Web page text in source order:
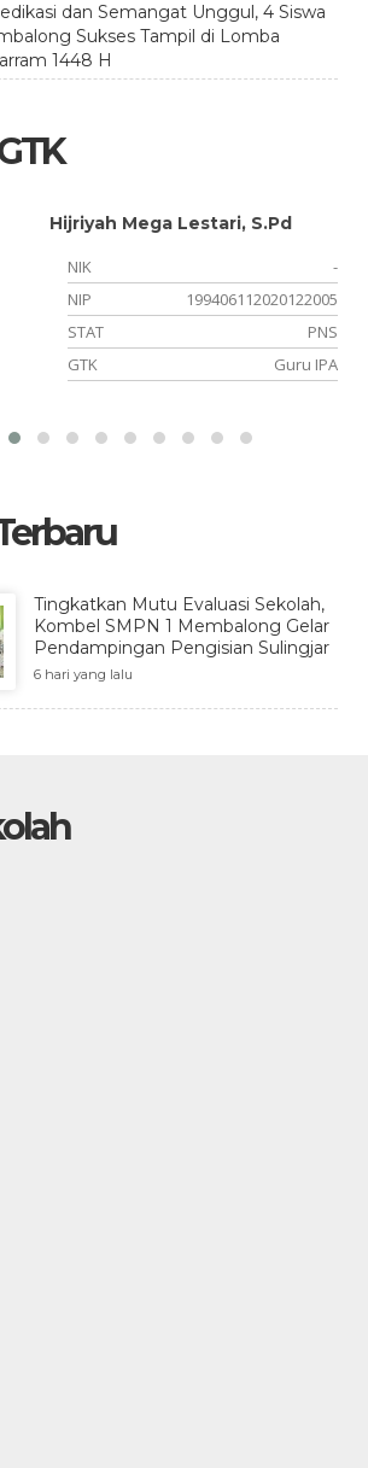
dan Semangat Unggul, 4 Siswa
Sukses Tampil di Lomba
1448 H
Hijriyah Mega Lestari, S.Pd
NIK
-
NIP
199406112020122005
STAT
PNS
GTK
Guru IPA
Tingkatkan Mutu Evaluasi Sekolah,
Kombel SMPN 1 Membalong Gelar
Pendampingan Pengisian Sulingjar
6 hari yang lalu